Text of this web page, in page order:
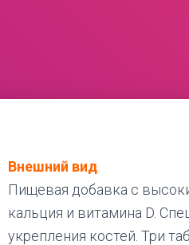
Внешний вид
Пищевая добавка с
кальция и витамина D.
укрепления костей. Три